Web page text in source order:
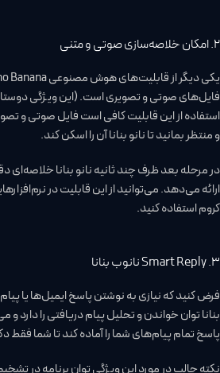
2. امکان خلاصه‌سازی صوتی و متنی
فایل‌های صوتی و تصویری است. (این ویژگی
استفاده از این قابلیت کافی است فایل صوتی و
و منتظر بمانید تا نانو بنانا آن را اسکن کند.
در مرحله بعد ظرف چند ثانیه نانو بنانا خلاصه‌ای
کروم استفاده کنید.
3. Smart Reply نانوب بنانا
فرض کنید که نیازی به نوشتن پاسخ ایمیل‌ها یا
بنانا توان خواندن و تحلیل پیام دریافتی را دارد و
پاسخ تمام پیام‌های شما را آماده کند تا شما فقط